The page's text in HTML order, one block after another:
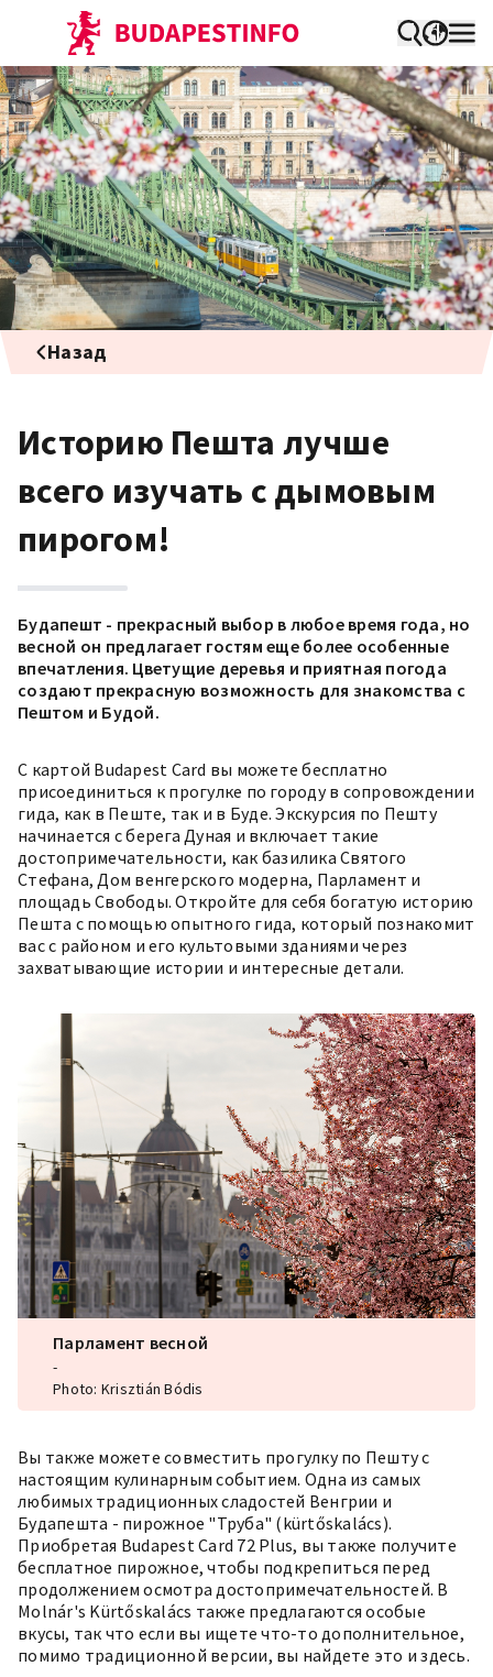
Назад
Историю Пешта лучше
всего изучать с дымовым
пирогом!
Будапешт - прекрасный выбор в любое время года, но
весной он предлагает гостям еще более особенные
впечатления. Цветущие деревья и приятная погода
создают прекрасную возможность для знакомства с
Пештом и Будой.
С картой Budapest Card вы можете бесплатно
присоединиться к прогулке по городу в сопровождении
гида, как в Пеште, так и в Буде. Экскурсия по Пешту
начинается с берега Дуная и включает такие
достопримечательности, как базилика Святого
Стефана, Дом венгерского модерна, Парламент и
площадь Свободы. Откройте для себя богатую историю
Пешта с помощью опытного гида, который познакомит
вас с районом и его культовыми зданиями через
захватывающие истории и интересные детали.
Парламент весной
-
Photo: Krisztián Bódis
Вы также можете совместить прогулку по Пешту с
настоящим кулинарным событием. Одна из самых
любимых традиционных сладостей Венгрии и
Будапешта - пирожное "Труба" (kürtőskalács).
Приобретая Budapest Card 72 Plus, вы также получите
бесплатное пирожное, чтобы подкрепиться перед
продолжением осмотра достопримечательностей. В
Molnár's Kürtőskalács также предлагаются особые
вкусы, так что если вы ищете что-то дополнительное,
помимо традиционной версии, вы найдете это и здесь.